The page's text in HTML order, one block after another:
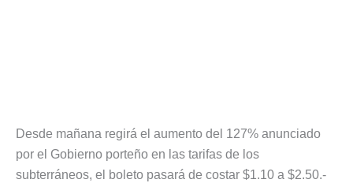
Desde mañana regirá el aumento del 127% anunciado
por el Gobierno porteño en las tarifas de los
subterráneos, el boleto pasará de costar $1.10 a $2.50.-